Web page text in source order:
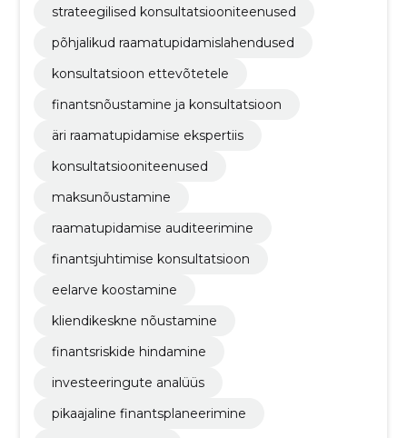
strateegilised konsultatsiooniteenused
põhjalikud raamatupidamislahendused
konsultatsioon ettevõtetele
finantsnõustamine ja konsultatsioon
äri raamatupidamise ekspertiis
konsultatsiooniteenused
maksunõustamine
raamatupidamise auditeerimine
finantsjuhtimise konsultatsioon
eelarve koostamine
kliendikeskne nõustamine
finantsriskide hindamine
investeeringute analüüs
pikaajaline finantsplaneerimine